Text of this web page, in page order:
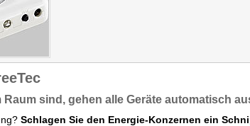
Raum sind, gehen alle Geräte automatisch
Schlagen Sie den Energie-Konzernen ein